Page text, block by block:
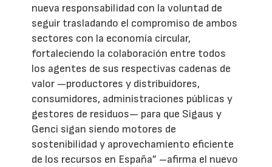
nueva responsabilidad con la voluntad de
seguir trasladando el compromiso de ambos
sectores con la economía circular,
fortaleciendo la colaboración entre todos
los agentes de sus respectivas cadenas de
valor —productores y distribuidores,
consumidores, administraciones públicas y
gestores de residuos— para que Sigaus y
Genci sigan siendo motores de
sostenibilidad y aprovechamiento eficiente
de los recursos en España” –afirma el nuevo